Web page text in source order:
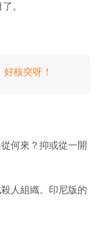
。
核突呀！
何來？抑或從一開
人組織。印尼版的